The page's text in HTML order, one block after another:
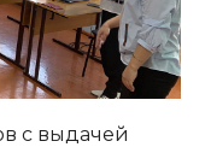
с выдачей